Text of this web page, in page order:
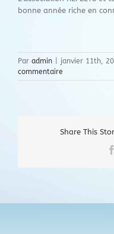
bonne année riche en
Par admin janvier 11th,
commentaire
Share This